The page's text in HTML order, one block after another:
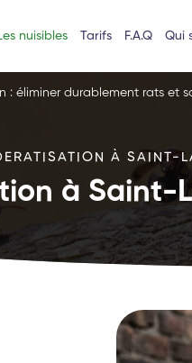
nuisibles Tarifs F.A.Q Qui
: éliminer durablement rats et
À
à Saint-